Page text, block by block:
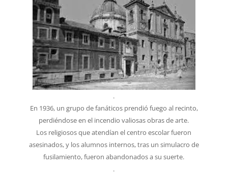
.
En 1936, un grupo de fanáticos prendió fuego al recinto,
perdiéndose en el incendio valiosas obras de arte.
Los religiosos que atendían el centro escolar fueron
asesinados, y los alumnos internos, tras un simulacro de
fusilamiento, fueron abandonados a su suerte.
.